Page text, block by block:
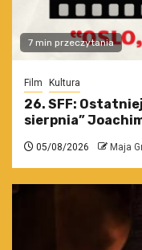
7 min przeczytania
Film Kultura
26. SFF: Ostatniej
sierpnia”
05/08/2026 Maja